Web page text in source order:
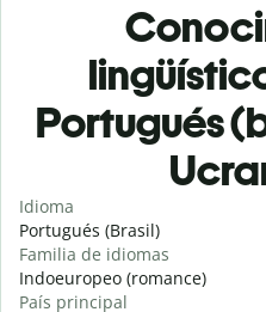
Portugués
Idioma
Portugués (Brasil)
Familia de idiomas
Indoeuropeo (romance)
País principal